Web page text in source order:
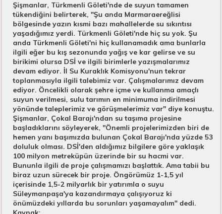
Şişmanlar, Türkmenli Göleti'nde de suyun tamamen
tükendiğini belirterek, "Şu anda Marmaraereğlisi
bölgesinde yazın kısmi bazı mahallelerde su sıkıntısı
yaşadığımız yerdi. Türkmenli Göleti'nde hiç su yok. Şu
anda Türkmenli Göleti'ni hiç kullanamadık ama bunlarla
ilgili eğer bu kış sezonunda yağış ve kar gelirse ve su
birikimi olursa DSİ ve ilgili birimlerle yazışmalarımız
devam ediyor. İl Su Kuraklık Komisyonu'nun tekrar
toplanmasıyla ilgili talebimiz var. Çalışmalarımız devam
ediyor. Öncelikli olarak şehre içme ve kullanma amaçlı
suyun verilmesi, sulu tarımın en minimuma indirilmesi
yönünde taleplerimiz ve görüşmelerimiz var" diye konuştu.
Şişmanlar, Çokal Barajı'ndan su taşıma projesine
başladıklarını söyleyerek, "Önemli projelerimizden biri de
hemen yanı başımızda bulunan Çokal Barajı'nda yüzde 53
doluluk olması. DSİ'den aldığımız bilgilere göre yaklaşık
100 milyon metreküpün üzerinde bir su hacmi var.
Bununla ilgili de proje çalışmamızı başlattık. Ama tabii bu
biraz uzun sürecek bir proje. Öngörümüz 1-1,5 yıl
içerisinde 1,5-2 milyarlık bir yatırımla o suyu
Süleymanpaşa'ya kazandırmaya çalışıyoruz ki
önümüzdeki yıllarda bu sorunları yaşamayalım" dedi.